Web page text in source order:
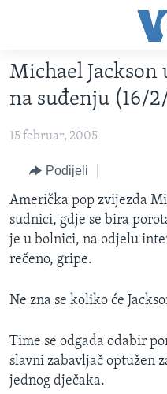
glavni
sadržaj
na
navigaciju
Idi
na
pretragu
TV PROGRAM
FOTOGRAFIJE DANA
VIJESTI
SJEDINJENE AMERIČKE
BOSNA I HERCEGOVINA
SVIJET
NAUKA I TEHNOLOGIJA
SPECIJALNI PROJEKTI
KORUPCIJA
IZBJEGLIČKA STRANA
MAGAZIN
Michael
na suđenju (16/
15 februar, 2005
Podijeli
Američka pop zvijezda
sudnici, gdje se bira
je u bolnici, na odjelu
rečeno, gripe.
Ne zna se koliko će
Time se odgađa odabir
slavni zabavljač optužen
jednog dječaka.